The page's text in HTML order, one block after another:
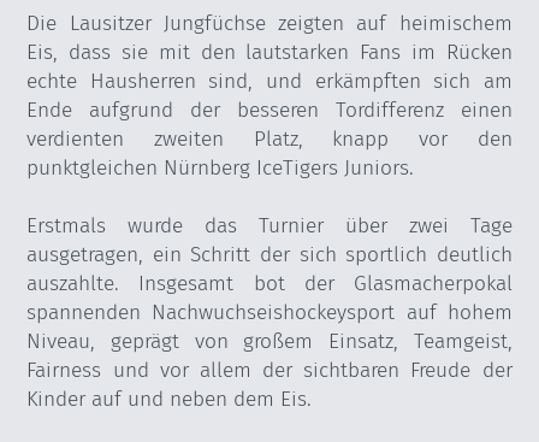
Die Lausitzer Jungfüchse zeigten auf heimischem
Eis, dass sie mit den lautstarken Fans im Rücken
echte Hausherren sind, und erkämpften sich am
Ende aufgrund der besseren Tordifferenz einen
verdienten zweiten Platz, knapp vor den
punktgleichen Nürnberg IceTigers Juniors.
Erstmals wurde das Turnier über zwei Tage
ausgetragen, ein Schritt der sich sportlich deutlich
auszahlte. Insgesamt bot der Glasmacherpokal
spannenden Nachwuchseishockeysport auf hohem
Niveau, geprägt von großem Einsatz, Teamgeist,
Fairness und vor allem der sichtbaren Freude der
Kinder auf und neben dem Eis.